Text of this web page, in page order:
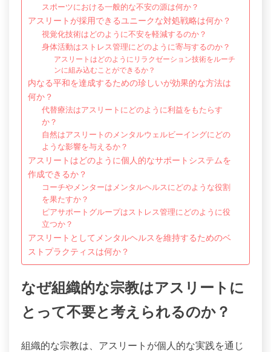
スポーツにおける一般的な不安の源は何か？
アスリートが採用できるユニークな対処戦略は何か？
視覚化技術はどのように不安を軽減するのか？
身体活動はストレス管理にどのように寄与するのか？
アスリートはどのようにリラクゼーション技術をルーチ
ンに組み込むことができるか？
内なる平和を達成するための珍しいが効果的な方法は
何か？
代替療法はアスリートにどのように利益をもたらす
か？
自然はアスリートのメンタルウェルビーイングにどの
ような影響を与えるか？
アスリートはどのように個人的なサポートシステムを
作成できるか？
コーチやメンターはメンタルヘルスにどのような役割
を果たすか？
ピアサポートグループはストレス管理にどのように役
立つか？
アスリートとしてメンタルヘルスを維持するためのベ
ストプラクティスは何か？
なぜ組織的な宗教はアスリートに
とって不要と考えられるのか？
組織的な宗教は、アスリートが個人的な実践を通じ